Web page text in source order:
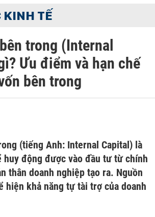
KINH TẾ
trong (Internal
Ưu điểm và hạn chế
bên trong
(tiếng Anh: Internal Capital) là
huy động được vào đầu tư từ chính
thân doanh nghiệp tạo ra. Nguồn
hiện khả năng tự tài trợ của doanh